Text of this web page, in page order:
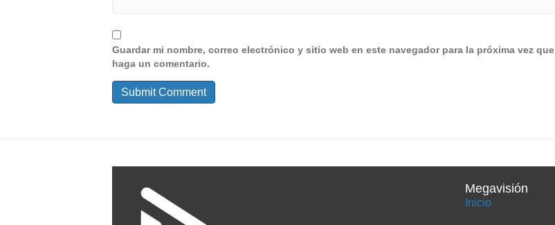
Guardar mi nombre, correo electrónico y sitio web en este navegador para la próxima vez que
haga un comentario.
Megavisión
Inicio